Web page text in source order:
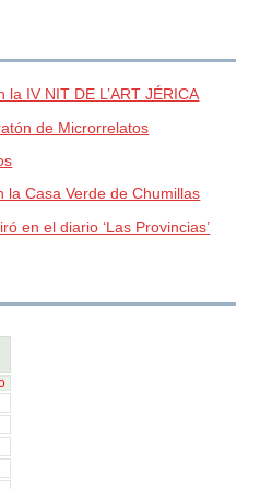
IV NIT DE L’ART JÉRICA
de Microrrelatos
la Casa Verde de Chumillas
en el diario ‘Las Provincias’